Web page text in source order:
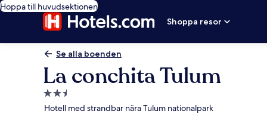
Hoppa till huvudsektionen
Shoppa resor
Se alla boenden
La conchita Tulum
2.5-
stjärnigt
Hotell med strandbar nära Tulum nationalpark